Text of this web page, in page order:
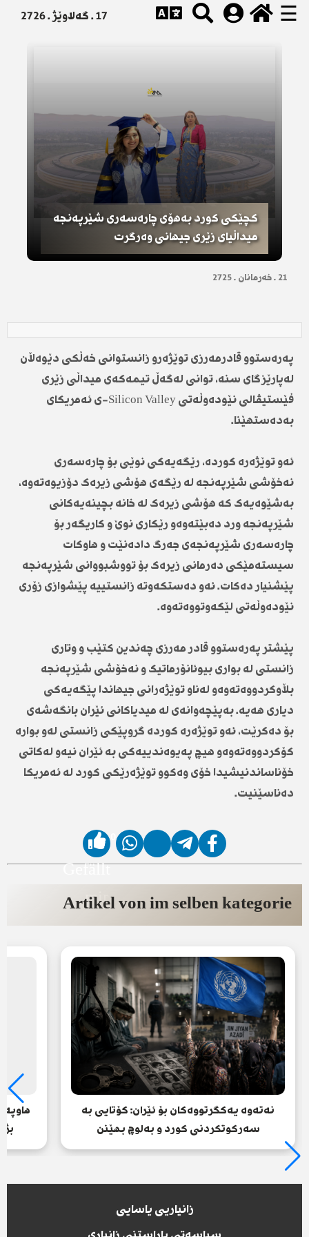
☰ 17 . گەلاوێژ . 2726
کچێکی کورد بەهۆی چارەسەری شێرپەنجە
میداڵیای زێری جیهانی وەرگرت
21 . خەرمانان . 2725
پەرەستوو قادرمەرزی توێژەرو زانستوانی خەڵکی دێوەڵان
لەپارێزگای سنە، توانی لەگەڵ تیمەکەی میداڵی زێری
فێستیڤالی نێودەوڵەتی Silicon Valley-ی ئەمریکای
بەدەستهێنا.
ئەو توێژەرە کوردە، رێگەیەکی نوێی بۆ چارەسەری
نەخۆشی شێرپەنجە لە رێگەی هۆشی زیرەک دۆزیوەتەوە،
بەشێوەیەک کە هۆشی زیرەک لە خانە بچینەیەکانی
شێرپەنجە ورد دەبێتەوەو رێکاری نوێ و کاریگەر بۆ
چارەسەری شێرپەنجەی جەرگ دادەنێت و هاوکات
سیستەمێکی دەرمانی زیرەک بۆ تووشبووانی شێرپەنجە
پێشنیار دەکات. ئەو دەستکەوتە زانستییە پێشوازی زۆری
نێودەوڵەتی لێکەوتووەتەوە.
پێشتر پەرەستوو قادر مەرزی چەندین کتێب و وتاری
زانستی لە بواری بیوئانۆرماتیک و نەخۆشی شێرپەنجە
بڵاوکردووەتەوەو لەناو توێژەرانی جیهاندا پێگەیەکی
دیاری هەیە. بەپێچەوانەی لە میدیاکانی ئێران بانگەشەی
بۆ دەکرێت، ئەو توێژەرە کوردە گروپێکی زانستی لەو بوارە
کۆکردووەتەوەو هیچ پەیوەندییەکی بە ئێران نیەو لەکاتی
خۆناساندنیشیدا خۆی وەکوو توێژەرێکی کورد لە ئەمریکا
دەناسێنیت.
Gefällt
mir
Artikel von im selben kategorie
نەتەوە یەکگرتووەکان بۆ ئێران: کۆتایی بە
سەرکوتکردنی کورد و بەلوچ بهێنن
زانیاریی یاسایی